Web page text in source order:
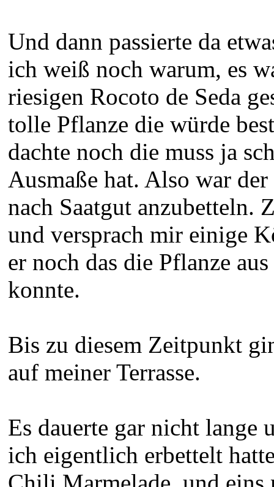
Und dann passierte da
ich weiß noch warum, es
riesigen Rocoto de Seda
tolle Pflanze die würde
dachte noch die muss ja
Ausmaße hat. Also war
nach Saatgut anzubetteln.
und versprach mir einige
er noch das die Pflanze
konnte.
Bis zu diesem Zeitpunkt
auf meiner Terrasse.
Es dauerte gar nicht lange
ich eigentlich erbettelt